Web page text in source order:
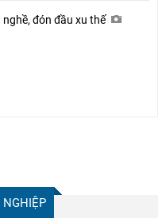
đón đầu xu thế